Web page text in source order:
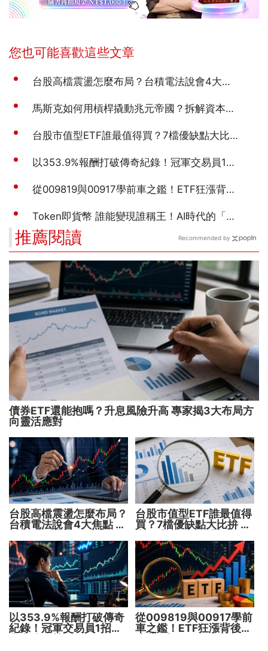
推薦閱讀
債券ETF還能抱嗎？升息風險升高 專家揭3大布局方
向靈活應對
台股高檔震盪怎麼布局？
台積電法說會4大焦點 AI
台股市值型ETF誰最值得
買？7檔優缺點大比拚 找
以353.9%報酬打破傳奇
紀錄！冠軍交易員1招抓
從009819與00917學前
車之鑑！ETF狂漲背後
Recommended by